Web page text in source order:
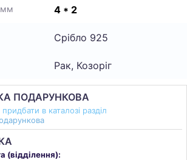
мм 4 * 2
Срібло 925
Рак, Козоріг
ПОДАРУНКОВА
в каталозі разділ
(відділення):